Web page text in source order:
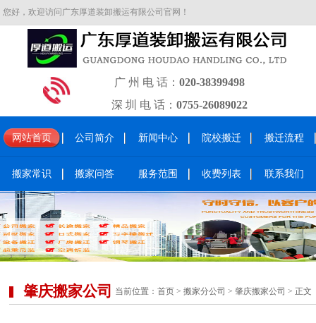
您好，欢迎访问广东厚道装卸搬运有限公司官网！
广 州 电 话： 020-38399498
深 圳 电 话： 0755-26089022
网站首页 公司简介 新闻中心 院校搬迁 搬迁流程
搬家常识 搬家问答 服务范围 收费列表 联系我们
肇庆搬家公司 当前位置：首页 >搬家分公司 >肇庆搬家公司 > 正文